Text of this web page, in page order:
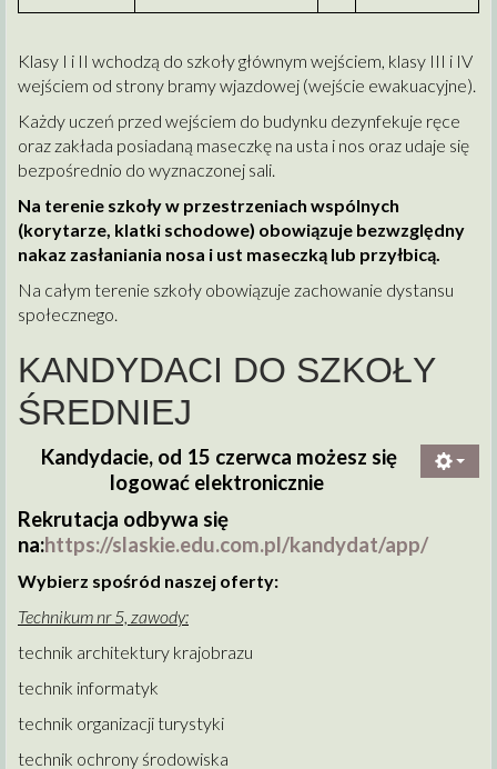
Klasy I i II wchodzą do szkoły głównym wejściem, klasy III i IV
wejściem od strony bramy wjazdowej (wejście ewakuacyjne).
Każdy uczeń przed wejściem do budynku dezynfekuje ręce
oraz zakłada posiadaną maseczkę na usta i nos oraz udaje się
bezpośrednio do wyznaczonej sali.
Na terenie szkoły w przestrzeniach wspólnych
(korytarze, klatki schodowe) obowiązuje bezwzględny
nakaz zasłaniania nosa i ust maseczką lub przyłbicą.
Na całym terenie szkoły obowiązuje zachowanie dystansu
społecznego.
KANDYDACI DO SZKOŁY
ŚREDNIEJ
Kandydacie, od 15 czerwca możesz się
logować elektronicznie
Rekrutacja odbywa się
na:https://slaskie.edu.com.pl/kandydat/app/
Wybierz spośród naszej oferty:
Technikum nr 5, zawody:
technik architektury krajobrazu
technik informatyk
technik organizacji turystyki
technik ochrony środowiska